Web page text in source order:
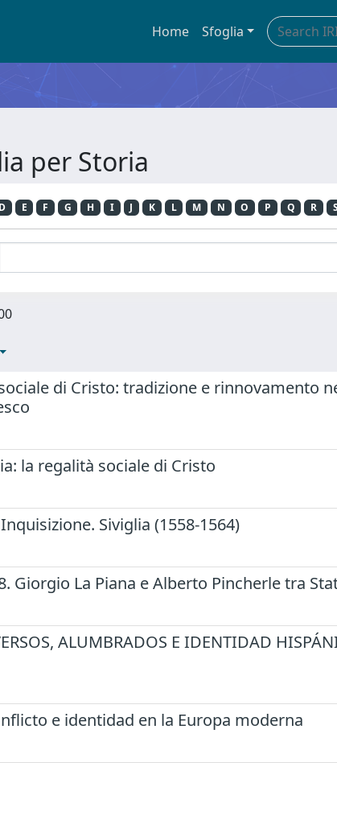
Home Sfoglia
per Storia
D E F G H I J K L M N O P Q R S
di Cristo: tradizione e rinnovamento
la regalità sociale di Cristo
Siviglia (1558-1564)
Giorgio La Piana e Alberto Pincherle tra
ALUMBRADOS E IDENTIDAD
e identidad en la Europa moderna